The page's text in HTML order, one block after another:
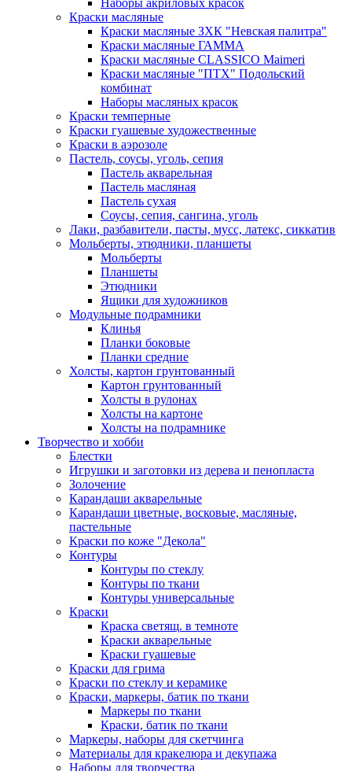
Наборы акриловых красок
Краски масляные
Краски масляные ЗХК "Невская палитра"
Краски масляные ГАММА
Краски масляные CLASSICO Maimeri
Краски масляные "ПТХ" Подольский
комбинат
Наборы масляных красок
Краски темперные
Краски гуашевые художественные
Краски в аэрозоле
Пастель, соусы, уголь, сепия
Пастель акварельная
Пастель масляная
Пастель сухая
Соусы, сепия, сангина, уголь
Лаки, разбавители, пасты, мусс, латекс, сиккатив
Мольберты, этюдники, планшеты
Мольберты
Планшеты
Этюдники
Ящики для художников
Модульные подрамники
Клинья
Планки боковые
Планки средние
Холсты, картон грунтованный
Картон грунтованный
Холсты в рулонах
Холсты на картоне
Холсты на подрамнике
Творчество и хобби
Блестки
Игрушки и заготовки из дерева и пенопласта
Золочение
Карандаши акварельные
Карандаши цветные, восковые, масляные,
пастельные
Краски по коже "Декола"
Контуры
Контуры по стеклу
Контуры по ткани
Контуры универсальные
Краски
Краска светящ. в темноте
Краски акварельные
Краски гуашевые
Краски для грима
Краски по стеклу и керамике
Краски, маркеры, батик по ткани
Маркеры по ткани
Краски, батик по ткани
Маркеры, наборы для скетчинга
Материалы для кракелюра и декупажа
Наборы для творчества